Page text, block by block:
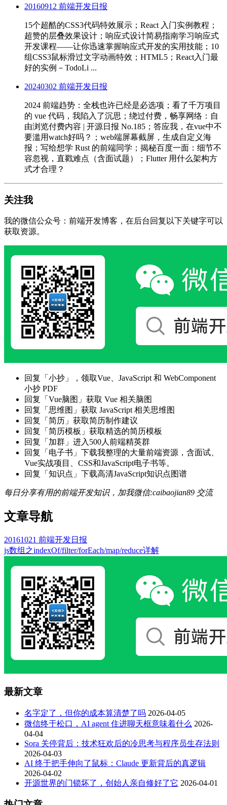
20160912 前端开发日报
15个超酷的CSS3代码特效展示；React 入门实例教程；
超赞的层叠效果设计；响应式设计简易指南学习响应式
开发课程——让你迅速掌握响应式开发的实用技能；10
组CSS3鼠标滑过文字动画特效；HTML5；React入门最
好的实例－TodoLi ...
20240302 前端开发日报
2024 前端趋势：全栈也许已经是必选项；看了千万项目
的 vue 代码，我陷入了沉思；绕过付费，畅享网络：自
由浏览付费内容 | 开源日报 No.185；答应我，在vue中不
要滥用watch好吗？；web端屏幕截屏，生成自定义海
报；写给想学 Rust 的前端同学；揭秘百度一面：细节不
容忽视，直戳难点（含面试题）；Flutter 用什么架构方
式才合理？
关注我
我的微信公众号：前端开发博客，在后台回复以下关键字可以
获取资源。
回复「小抄」，领取Vue、JavaScript 和 WebComponent
小抄 PDF
回复「Vue脑图」获取 Vue 相关脑图
回复「思维图」获取 JavaScript 相关思维图
回复「简历」获取简历制作建议
回复「简历模板」获取精选的简历模板
回复「加群」进入500人前端精英群
回复「电子书」下载我整理的大量前端资源，含面试、
Vue实战项目、CSS和JavaScript电子书等。
回复「知识点」下载高清JavaScript知识点图谱
每日分享有用的前端开发知识，加我微信:caibaojian89 交流
文章导航
20161021 前端开发日报
js数组之indexOf/filter/forEach/map/reduce详解
最新文章
名字定了，但你的成本算清楚了吗 2026-04-05
微信终于松口，AI agent 住进聊天框意味着什么 2026-
04-04
Sora 关停背后：技术狂欢后的冷思考与程序员生存法则
2026-04-03
AI 终于把手伸向了鼠标：Claude 更新背后的真逻辑
2026-04-02
开源世界的门锁坏了，创始人亲自修好了它 2026-04-01